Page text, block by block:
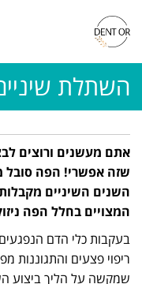
השתלת
אתם מעשנים ורוצים
שזה אפשרי! הפה סובל
השנים השיניים
המצויים בחלל הפה
בעקבות כלי הדם
ריפוי פצעים והתגוננות
שמקשה על הליך ביצוע